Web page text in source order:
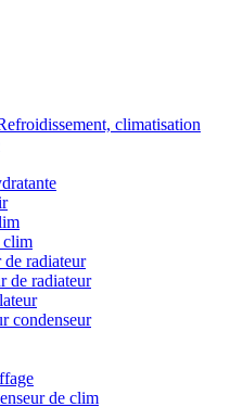
climatisation
clim
radiateur
de radiateur
condenseur
de clim